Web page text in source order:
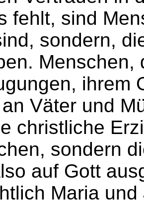
fehlt, sind
sondern,
Menschen,
ihrem
Väter und
christliche
sondern
auf Gott
Maria